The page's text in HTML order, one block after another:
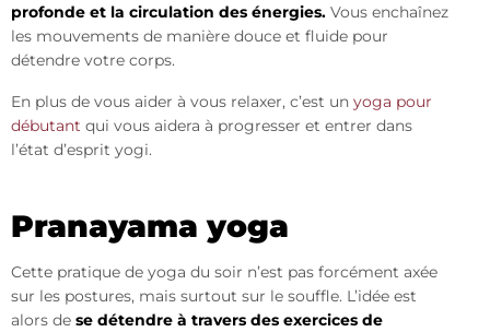
profonde et la circulation des énergies. Vous enchaînez
les mouvements de manière douce et fluide pour
détendre votre corps.
En plus de vous aider à vous relaxer, c’est un yoga pour
débutant qui vous aidera à progresser et entrer dans
l’état d’esprit yogi.
Pranayama yoga
Cette pratique de yoga du soir n’est pas forcément axée
sur les postures, mais surtout sur le souffle. L’idée est
alors de se détendre à travers des exercices de